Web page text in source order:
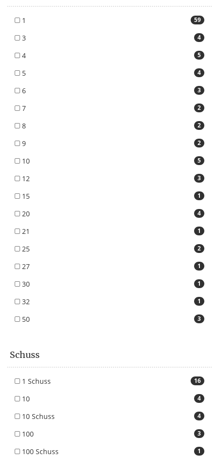
59
1
4
3
5
4
4
5
3
6
2
7
2
8
2
9
5
10
3
12
1
15
4
20
1
21
2
25
1
27
1
30
1
32
3
50
Schuss
16
1 Schuss
4
10
4
10 Schuss
3
100
1
100 Schuss